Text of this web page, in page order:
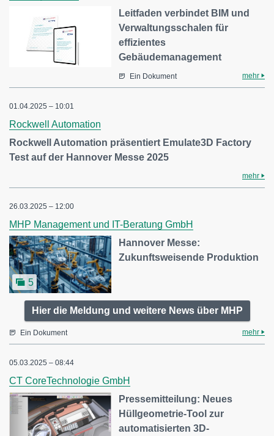
Leitfaden verbindet BIM und
Verwaltungsschalen für
effizientes
Gebäudemanagement
Ein Dokument mehr
01.04.2025 – 10:01
Rockwell Automation
Rockwell Automation präsentiert Emulate3D Factory
Test auf der Hannover Messe 2025
mehr
26.03.2025 – 12:00
MHP Management und IT-Beratung GmbH
5
Hannover Messe:
Zukunftsweisende Produktion
Hier die Meldung und weitere News über MHP
Ein Dokument mehr
05.03.2025 – 08:44
CT CoreTechnologie GmbH
Pressemitteilung: Neues
Hüllgeometrie-Tool zur
automatisierten 3D-